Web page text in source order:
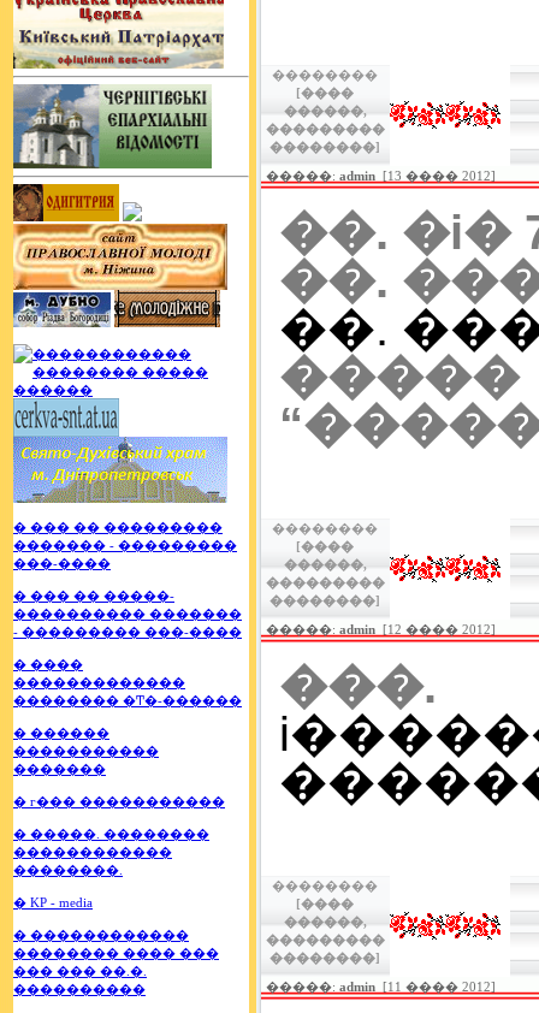
� ��� �� ���������
������� - ���������
���-����
� ��� �� �����-
���������� �������
- ��������� ���-����
� ����
�������������
�������� �Ͳ�-������
� ������
�����������
�������
� г��� �����������
� �����. ��������
������������
��������.
� KP - media
� ������������
�������� ���� ���
��� ��� ��.�.
����������
��������
[����
������,
���������
��������]
�����: admin [13 ���� 2012]
��. �i�
��.
��.
��������
[����
������,
���������
��������]
�����: admin [12 ���� 2012]
���.
��������
[����
������,
���������
��������]
�����: admin [11 ���� 2012]